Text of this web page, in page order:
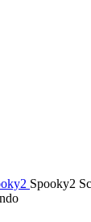
Spooky2